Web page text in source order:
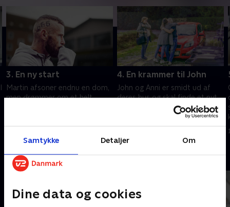
Samtykke Detaljer Om
Dine data og cookies
3. En ny start
Martin afsoner endnu en dom,
men drømmer om et helt
liv på gaden med sin hund
Bonzo.
4. En krammer til John
John og Anni er smidt ud af
deres hus og skal finde et nyt
sted at bo. Det kræver hjælp
fra kommunen - men det er
skamfuldt at lukke nogen ind i
rodet.
Andre så også